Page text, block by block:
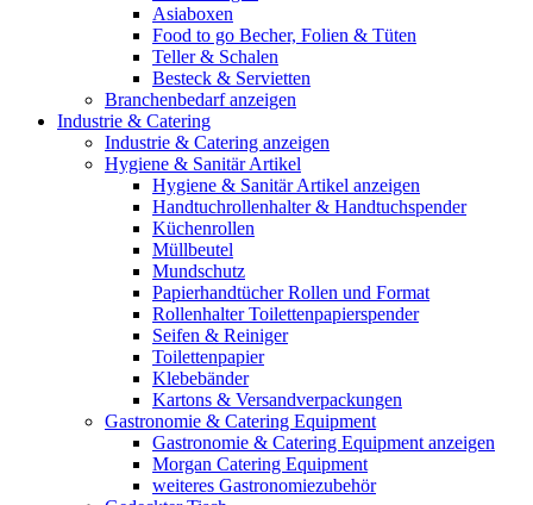
Asiaboxen
Food to go Becher, Folien & Tüten
Teller & Schalen
Besteck & Servietten
Branchenbedarf anzeigen
Industrie & Catering
Industrie & Catering anzeigen
Hygiene & Sanitär Artikel
Hygiene & Sanitär Artikel anzeigen
Handtuchrollenhalter & Handtuchspender
Küchenrollen
Müllbeutel
Mundschutz
Papierhandtücher Rollen und Format
Rollenhalter Toilettenpapierspender
Seifen & Reiniger
Toilettenpapier
Klebebänder
Kartons & Versandverpackungen
Gastronomie & Catering Equipment
Gastronomie & Catering Equipment anzeigen
Morgan Catering Equipment
weiteres Gastronomiezubehör